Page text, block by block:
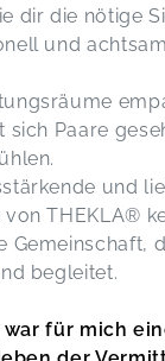
fühle ich mich
zu starten.
dir die nötige
und
sich Paare
und
THEKLA®
Gemeinschaft,
begleitet.
war für mich